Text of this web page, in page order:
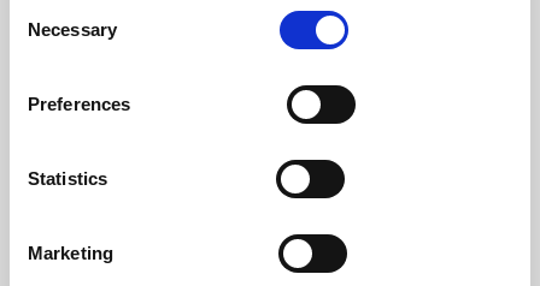
Selection
Necessary
Preferences
Statistics
Marketing
Depressão necessária na chaminé (pa)
Rendimento
96 %
Potência nominal
11,9 kW